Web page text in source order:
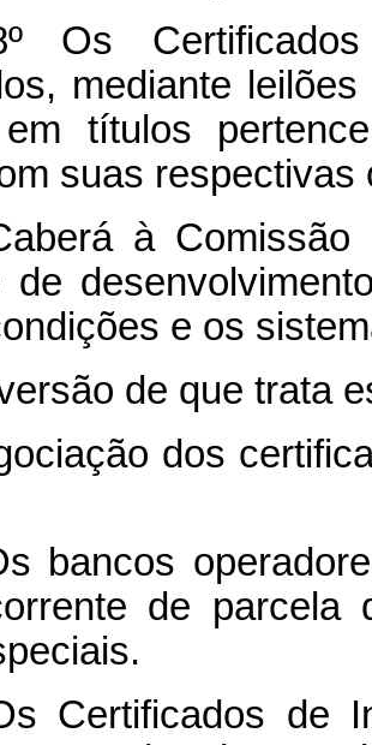
Os
mediante
títulos
suas respectivas
à Comissão
de
e os
de que trata
dos
bancos
de
Certificados de